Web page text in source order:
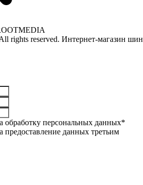
rights reserved. Интернет-магазин шин
обработку персональных данных*
предоставление данных третьим